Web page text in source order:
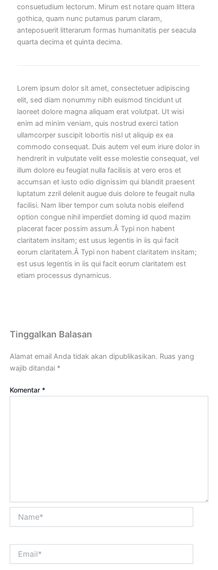
consuetudium lectorum. Mirum est notare quam littera
gothica, quam nunc putamus parum claram,
anteposuerit litterarum formas humanitatis per seacula
quarta decima et quinta decima.
Lorem ipsum dolor sit amet, consectetuer adipiscing
elit, sed diam nonummy nibh euismod tincidunt ut
laoreet dolore magna aliquam erat volutpat. Ut wisi
enim ad minim veniam, quis nostrud exerci tation
ullamcorper suscipit lobortis nisl ut aliquip ex ea
commodo consequat. Duis autem vel eum iriure dolor in
hendrerit in vulputate velit esse molestie consequat, vel
illum dolore eu feugiat nulla facilisis at vero eros et
accumsan et iusto odio dignissim qui blandit praesent
luptatum zzril delenit augue duis dolore te feugait nulla
facilisi. Nam liber tempor cum soluta nobis eleifend
option congue nihil imperdiet doming id quod mazim
placerat facer possim assum.Â Typi non habent
claritatem insitam; est usus legentis in iis qui facit
eorum claritatem.Â Typi non habent claritatem insitam;
est usus legentis in iis qui facit eorum claritatem est
etiam processus dynamicus.
Tinggalkan Balasan
Alamat email Anda tidak akan dipublikasikan. Ruas yang
wajib ditandai *
Komentar *